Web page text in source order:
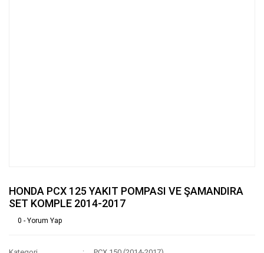
HONDA PCX 125 YAKIT POMPASI VE ŞAMANDIRA
SET KOMPLE 2014-2017
0 - Yorum Yap